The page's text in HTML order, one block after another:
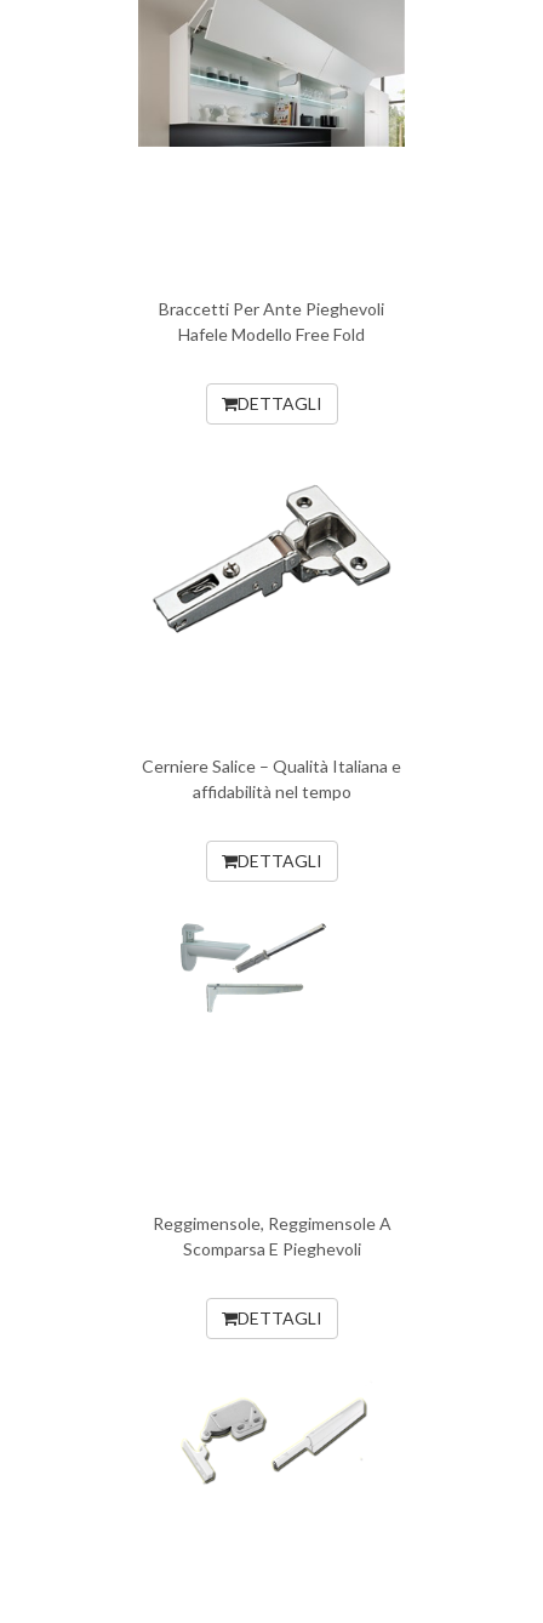
Braccetti Per Ante Pieghevoli
Hafele Modello Free Fold
DETTAGLI
Cerniere Salice – Qualità Italiana e
affidabilità nel tempo
DETTAGLI
Reggimensole, Reggimensole A
Scomparsa E Pieghevoli
DETTAGLI